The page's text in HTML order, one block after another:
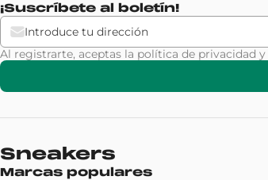
¡Suscríbete al boletín!
Al registrarte, aceptas la política de privacidad y
Sneakers
Marcas populares